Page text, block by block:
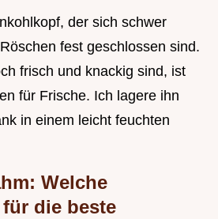
der sich schwer
fest geschlossen sind.
frisch und knackig sind, ist
für Frische. Ich lagere ihn
in einem leicht feuchten
Welche
die beste